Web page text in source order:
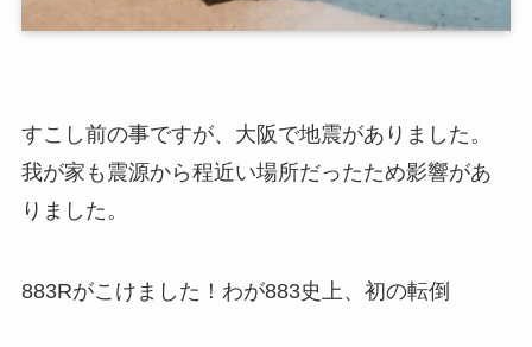
すこし前の事ですが、大阪で地震がありました。
我が家も震源から程近い場所だったため影響があ
りました。
883Rがこけました！わが883史上、初の転倒